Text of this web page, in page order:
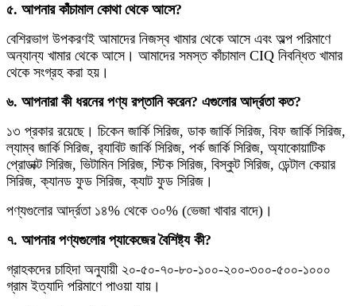
৫. আপনার কাঁচামাল কোথা থেকে আসে?
বেশিরভাগ উপকরণই আমাদের নিজস্ব খামার থেকে আসে এবং অল্প পরিমাণে
অন্যান্য খামার থেকে আসে। আমাদের সমস্ত কাঁচামাল CIQ নিবন্ধিত খামার
থেকে সংগ্রহ করা হয়।
৬. আপনারা কী ধরনের পণ্য রপ্তানি করেন? এগুলোর আর্দ্রতা কত?
১৩ প্রকার রয়েছে। চিকেন জার্কি সিরিজ, ডাক জার্কি সিরিজ, বিফ জার্কি সিরিজ,
ল্যাম্ব জার্কি সিরিজ, র‍্যাবিট জার্কি সিরিজ, পর্ক জার্কি সিরিজ, অ্যাকোয়াটিক
প্রোডাক্ট সিরিজ, ভিটামিন সিরিজ, স্টিক সিরিজ, বিস্কুট সিরিজ, ডেন্টাল কেয়ার
সিরিজ, ক্যানড ফুড সিরিজ, ক্যাট ফুড সিরিজ।
পণ্যগুলোর আর্দ্রতা ১৪% থেকে ৩০% (ভেজা খাবার বাদে)।
৭. আপনার পণ্যগুলোর প্যাকেজের বৈশিষ্ট্য কী?
গ্রাহকদের চাহিদা অনুযায়ী ২০-৫০-৭০-৮০-১০০-২০০-৩০০-৫০০-১০০০
গ্রাম ইত্যাদি পরিমাণে পাওয়া যায়।